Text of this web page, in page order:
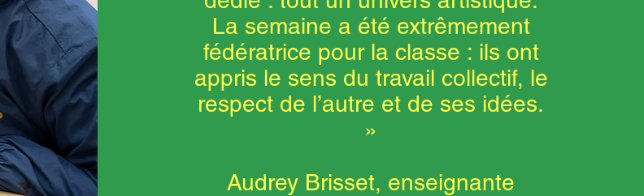
La semaine a été extrêmement
fédératrice pour la classe : ils ont
appris le sens du travail collectif, le
respect de l’autre et de ses idées.
»
Audrey Brisset, enseignante